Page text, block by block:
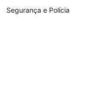
Segurança e Polícia